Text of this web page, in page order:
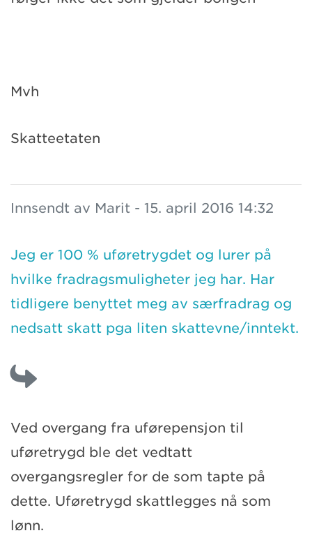
Mvh
Skatteetaten
Innsendt av Marit - 15. april 2016 14:32
Jeg er 100 % uføretrygdet og lurer på
hvilke fradragsmuligheter jeg har. Har
tidligere benyttet meg av særfradrag og
nedsatt skatt pga liten skattevne/inntekt.
Ved overgang fra uførepensjon til
uføretrygd ble det vedtatt
overgangsregler for de som tapte på
dette. Uføretrygd skattlegges nå som
lønn.